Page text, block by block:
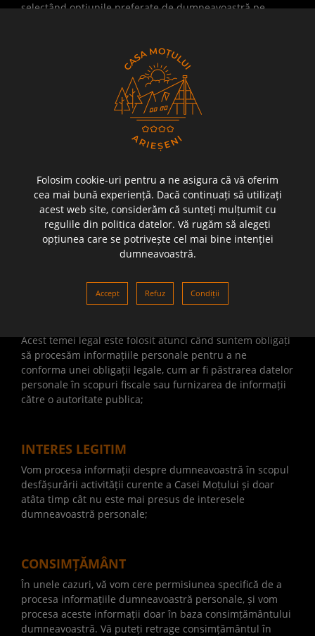
selectând opțiunile preferate de dumneavoastră pe
urile care sunt deja stocate pe computerul
dumneavoastră și puteți seta majoritatea browsere-lor
pentru a bloca plasarea acestora, cu excepția celor strict
necesare pentru funcționarea website-ului. Dacă faceți
acest lucru, este posibil să fiți nevoit să setați manual
unele preferințe, de fiecare dată când vizitați website-ul.
De asemenea, este posibil ca unele servicii sau opțiuni să
TEMEIUL LEGAL UTILIZAT
Legea în Europa, ne permite să procesăm informații
personale, atâta timp cât avem o bază legală să facem
acest lucru. Bazele legale folosite de Casa Moțului sunt
Acest temei legal este folosit atunci când suntem obligați
să procesăm informațiile personale pentru a ne
conforma unei obligații legale, cum ar fi păstrarea datelor
personale în scopuri fiscale sau furnizarea de informații
către o autoritate publica;
INTERES LEGITIM
Vom procesa informații despre dumneavoastră în scopul
desfășurării activității curente a Casei Moțului și doar
atâta timp cât nu este mai presus de interesele
dumneavoastră personale;
CONSIMȚĂMÂNT
În unele cazuri, vă vom cere permisiunea specifică de a
procesa informațiile dumneavoastră personale, și vom
procesa aceste informații doar în baza consimțământului
dumneavoastră. Vă puteți retrage consimțământul în
Folosim cookie-uri pentru a ne asigura că vă oferim
cea mai bună experiență. Dacă continuați să utilizați
acest web site, considerăm că sunteți mulțumit cu
regulile din politica datelor. Vă rugăm să alegeți
opțiunea care se potrivește cel mai bine intenției
dumneavoastră.
Accept Refuz Condiții